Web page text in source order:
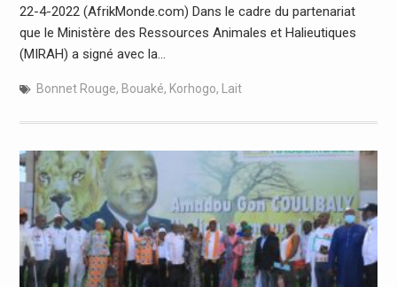
22-4-2022 (AfrikMonde.com) Dans le cadre du partenariat
que le Ministère des Ressources Animales et Halieutiques
(MIRAH) a signé avec la…
Bonnet Rouge, Bouaké, Korhogo, Lait